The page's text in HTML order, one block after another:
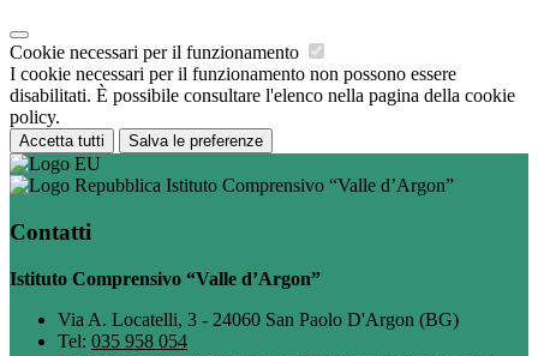
Cookie necessari per il funzionamento
I cookie necessari per il funzionamento non possono essere
disabilitati. È possibile consultare l'elenco nella pagina della cookie
policy.
Accetta tutti Salva le preferenze
Istituto Comprensivo “Valle d’Argon”
Contatti
Istituto Comprensivo “Valle d’Argon”
Via A. Locatelli, 3 - 24060 San Paolo D'Argon (BG)
Tel: 035 958 054